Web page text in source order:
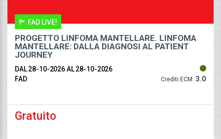
FAD LIVE!
PROGETTO LINFOMA MANTELLARE. LINFOMA
MANTELLARE: DALLA DIAGNOSI AL PATIENT
JOURNEY
DAL 28-10-2026AL 28-10-2026
FAD
Crediti ECM: 3.0
Gratuito